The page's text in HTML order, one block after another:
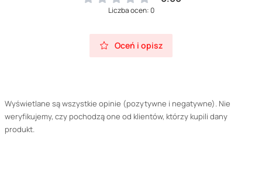
Liczba ocen: 0
Oceń i opisz
Wyświetlane są wszystkie opinie (pozytywne i negatywne). Nie
weryfikujemy, czy pochodzą one od klientów, którzy kupili dany
produkt.